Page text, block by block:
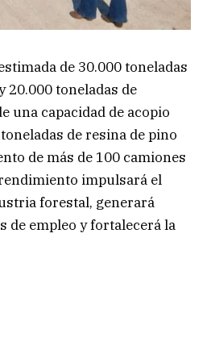
de 30.000 toneladas
20.000 toneladas de
una capacidad de acopio
de resina de pino
de más de 100 camiones
impulsará el
forestal, generará
de empleo y fortalecerá la